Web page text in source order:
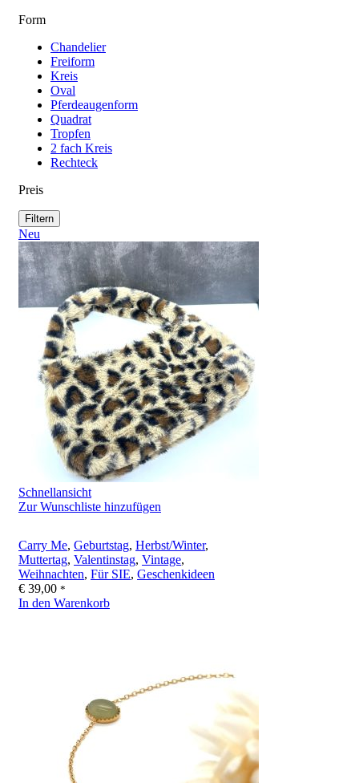
Form
Chandelier
Freiform
Kreis
Oval
Pferdeaugenform
Quadrat
Tropfen
2 fach Kreis
Rechteck
Preis
Filtern
Neu
Schnellansicht
Zur Wunschliste hinzufügen
Carry Me, Geburtstag, Herbst/Winter,
Muttertag, Valentinstag, Vintage,
Weihnachten, Für SIE, Geschenkideen
€ 39,00 *
In den Warenkorb